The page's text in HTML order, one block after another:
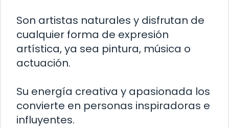
Son artistas naturales y disfrutan de
cualquier forma de expresión
artística, ya sea pintura, música o
actuación.
Su energía creativa y apasionada los
convierte en personas inspiradoras e
influyentes.